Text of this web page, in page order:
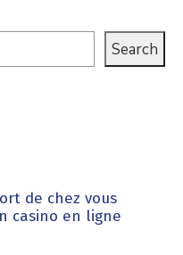
Search
de chez vous
casino en ligne